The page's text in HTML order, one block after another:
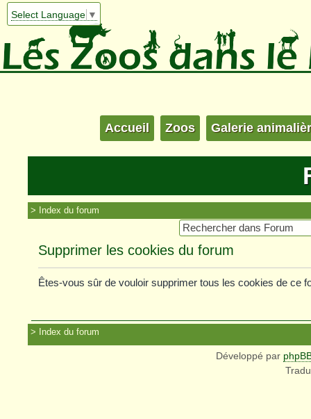
Select Language ▼
Accueil Zoos Galerie
Index du forum
Supprimer les cookies du forum
Êtes-vous sûr de vouloir supprimer tous les cookies de ce
Index du forum
Développé par